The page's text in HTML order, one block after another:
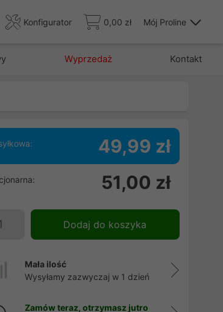
Konfigurator 0,00 zł Mój Proline
Wyprzedaż Kontakt
49,99 zł
51,00 zł
Dodaj do koszyka
Mała ilość
Wysyłamy zazwyczaj w 1 dzień
Zamów teraz, otrzymasz jutro